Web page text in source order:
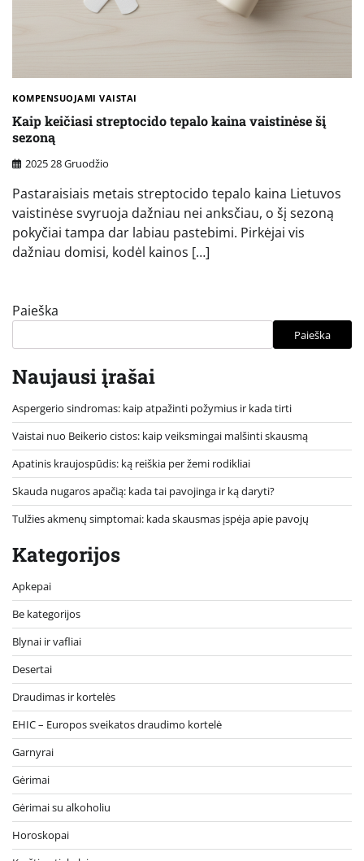
KOMPENSUOJAMI VAISTAI
Kaip keičiasi streptocido tepalo kaina vaistinėse šį
sezoną
2025 28 Gruodžio
Pastaraisiais metais streptocido tepalo kaina Lietuvos
vaistinėse svyruoja dažniau nei anksčiau, o šį sezoną
pokyčiai tampa dar labiau pastebimi. Pirkėjai vis
dažniau domisi, kodėl kainos […]
Paieška
Paieška
Naujausi įrašai
Aspergerio sindromas: kaip atpažinti požymius ir kada tirti
Vaistai nuo Beikerio cistos: kaip veiksmingai malšinti skausmą
Apatinis kraujospūdis: ką reiškia per žemi rodikliai
Skauda nugaros apačią: kada tai pavojinga ir ką daryti?
Tulžies akmenų simptomai: kada skausmas įspėja apie pavojų
Kategorijos
Apkepai
Be kategorijos
Blynai ir vafliai
Desertai
Draudimas ir kortelės
EHIC – Europos sveikatos draudimo kortelė
Garnyrai
Gėrimai
Gėrimai su alkoholiu
Horoskopai